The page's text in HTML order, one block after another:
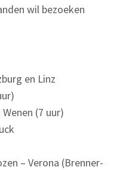
wil bezoeken
en Linz
(7 uur)
– Verona (Brenner-